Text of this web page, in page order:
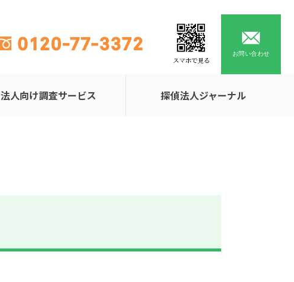
お問い合わせ
0120-77-3372
法人向け調査サービス 探偵法人ジャーナル